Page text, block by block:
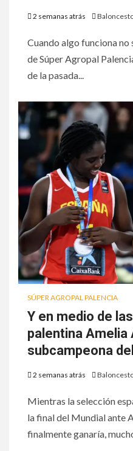
2 semanas atrás
Cuando algo funciona no
de Súper Agropal
de la pasada...
SÚPER AGROPAL PALENCIA
Y en medio de
palentina Amelia
subcampeona
2 semanas atrás
Mientras la selección
la final del Mundial ante
finalmente ganaría,